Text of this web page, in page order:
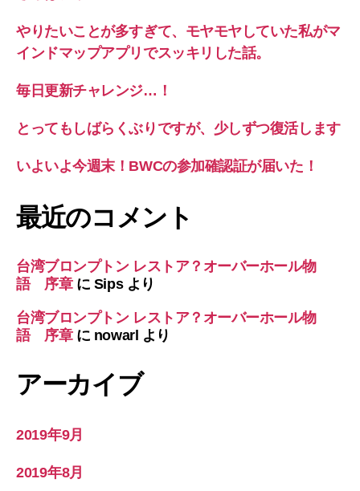
やりたいことが多すぎて、モヤモヤしていた私がマ
インドマップアプリでスッキリした話。
毎日更新チャレンジ…！
とってもしばらくぶりですが、少しずつ復活します
いよいよ今週末！BWCの参加確認証が届いた！
最近のコメント
台湾ブロンプトン レストア？オーバーホール物
語 序章に Sipsより
台湾ブロンプトン レストア？オーバーホール物
語 序章に nowarl より
アーカイブ
2019年9月
2019年8月